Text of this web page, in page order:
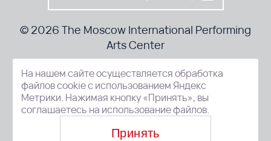
© 2026 The Moscow International Performing
Arts Center
52-8, Kosmodamianskaya nab., Moscow, 115054, Russia
На нашем сайте осуществляется обработка
файлов cookie с использованием Яндекс
Метрики. Нажимая кнопку «Принять», вы
соглашаетесь на использование файлов.
Принять